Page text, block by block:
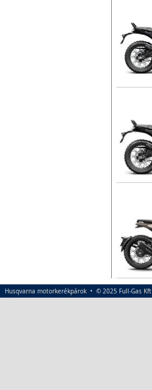
Husqvarna motorkerékpárok • © 2025 Full-Gas Kft